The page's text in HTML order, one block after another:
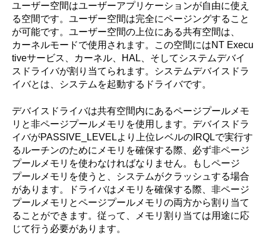
ユーザー空間はユーザーアプリケーションが自由に使え
る空間です。ユーザー空間は完全にページングすること
が可能です。ユーザー空間の上位にある共有空間は、
カーネルモードで使用されます。この空間にはNT Execu
tiveサービス、カーネル、HAL、そしてシステムデバイ
スドライバが割り当てられます。システムデバイスドラ
イバとは、システムを起動するドライバです。
デバイスドライバは共有空間内にあるページプールメモ
リと非ページプールメモリを使用します。デバイスドラ
イバがPASSIVE_LEVELより上位レベルのIRQLで実行す
るルーチンのためにメモリを確保する際、必ず非ページ
プールメモリを使わなければなりません。もしページ
プールメモリを使うと、システムがクラッシュする場合
があります。ドライバはメモリを確保する際、非ページ
プールメモリとページプールメモリの両方から割り当て
ることができます。従って、メモリ割り当ては用途に応
じて行う必要があります。